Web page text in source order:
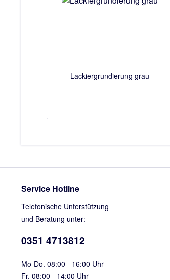
Lackiergrundierung grau
Service Hotline
Telefonische Unterstützung
und Beratung unter:
0351 4713812
Mo-Do. 08:00 - 16:00 Uhr
Fr. 08:00 - 14:00 Uhr